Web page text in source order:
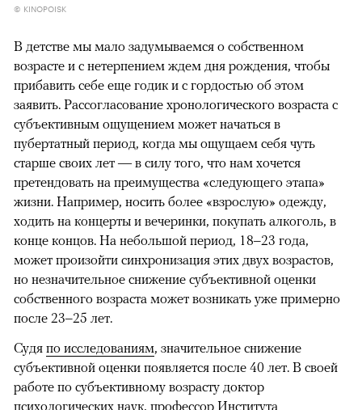
© KINOPOISK
В детстве мы мало задумываемся о собственном
возрасте и с нетерпением ждем дня рождения, чтобы
прибавить себе еще годик и с гордостью об этом
заявить. Рассогласование хронологического возраста с
субъективным ощущением может начаться в
пубертатный период, когда мы ощущаем себя чуть
старше своих лет — в силу того, что нам хочется
претендовать на преимущества «следующего этапа»
жизни. Например, носить более «взрослую» одежду,
ходить на концерты и вечеринки, покупать алкоголь, в
конце концов. На небольшой период, 18–23 года,
может произойти синхронизация этих двух возрастов,
но незначительное снижение субъективной оценки
собственного возраста может возникать уже примерно
после 23–25 лет.
Судя по исследованиям, значительное снижение
субъективной оценки появляется после 40 лет. В своей
работе по субъективному возрасту доктор
психологических наук, профессор Института